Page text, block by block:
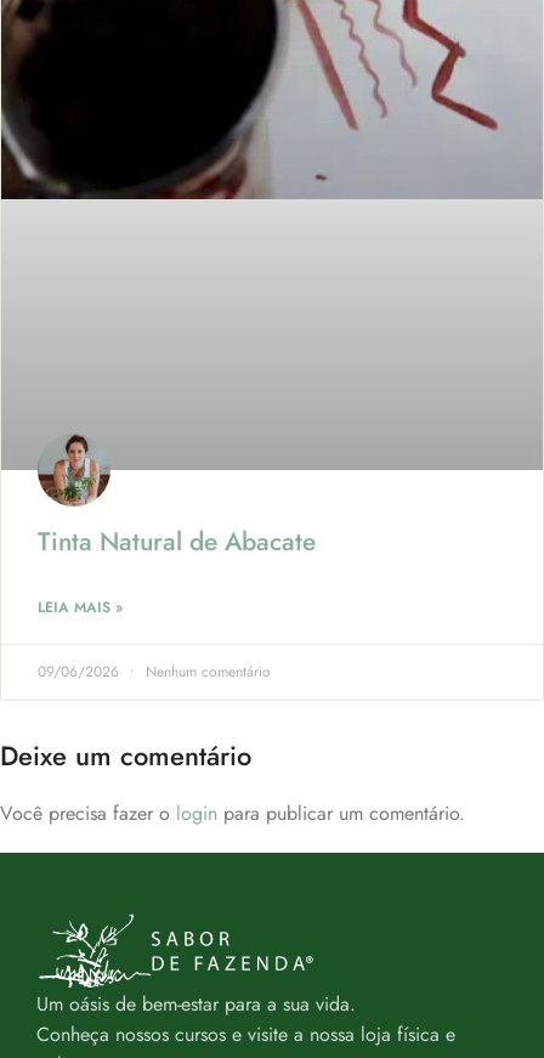
Tinta Natural de Abacate
LEIA MAIS »
09/06/2026 Nenhum comentário
Deixe um comentário
Você precisa fazer o login para publicar um comentário.
Um oásis de bem-estar para a sua vida.
Conheça nossos cursos e visite a nossa loja física e